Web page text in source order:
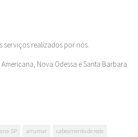
serviços realizados por nós.
Nova Odessa e Santa Barbara
SP arrumar
cabeamento de rede